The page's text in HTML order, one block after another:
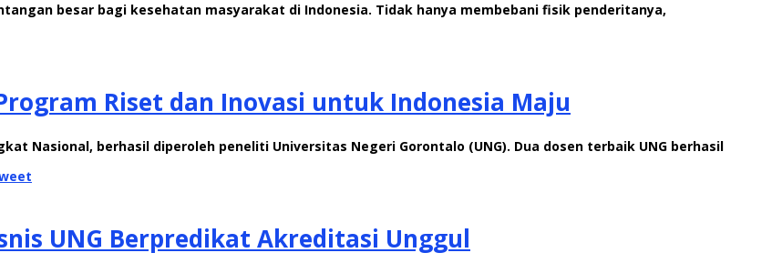
besar bagi kesehatan masyarakat di Indonesia. Tidak hanya membebani fisik penderitanya,
Riset dan Inovasi untuk Indonesia Maju
Nasional, berhasil diperoleh peneliti Universitas Negeri Gorontalo (UNG). Dua dosen terbaik UNG berhasil
UNG Berpredikat Akreditasi Unggul